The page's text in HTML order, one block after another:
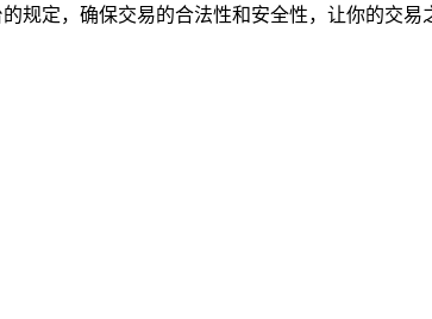
规定，确保交易的合法性和安全性，让你的交易